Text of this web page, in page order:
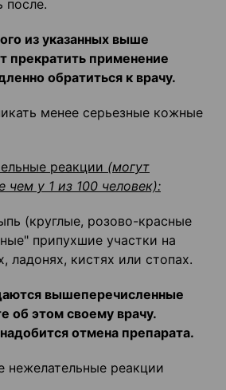
после.
из указанных выше
прекратить применение
обратиться к врачу.
менее серьезные кожные
реакции (могут
чем у 1 из 100 человек):
(круглые, розово-красные
припухшие участки на
ладонях, кистях или стопах.
вышеперечисленные
об этом своему врачу.
отмена препарата.
реакции